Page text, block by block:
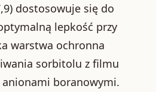
dostosowuje się do
lepkość przy
warstwa ochronna
sorbitolu z filmu
anionami boranowymi.